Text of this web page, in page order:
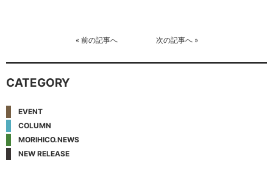
« 前の記事へ 次の記事へ»
CATEGORY
EVENT
COLUMN
MORIHICO.NEWS
NEW RELEASE